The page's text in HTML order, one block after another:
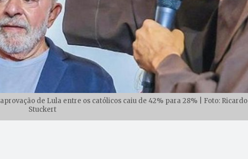
de Lula entre os católicos caiu de 42% para 28% | Foto: Ricardo
Stuckert